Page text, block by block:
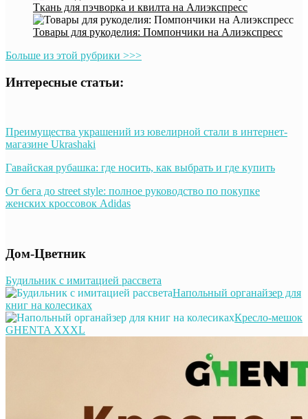
Ткань для пэчворка и квилта на Алиэкспресс
Товары для рукоделия: Помпончики на Алиэкспресс
Больше из этой рубрики >>>
Интересные статьи:
Преимущества украшений из ювелирной стали в интернет-
магазине Ukrashaki
Гавайская рубашка: где носить, как выбрать и где купить
От бега до street style: полное руководство по покупке
женских кроссовок Adidas
Дом-Цветник
Будильник с имитацией рассвета
Напольный органайзер для
книг на колесиках
Кресло-мешок
GHENTA XXXL